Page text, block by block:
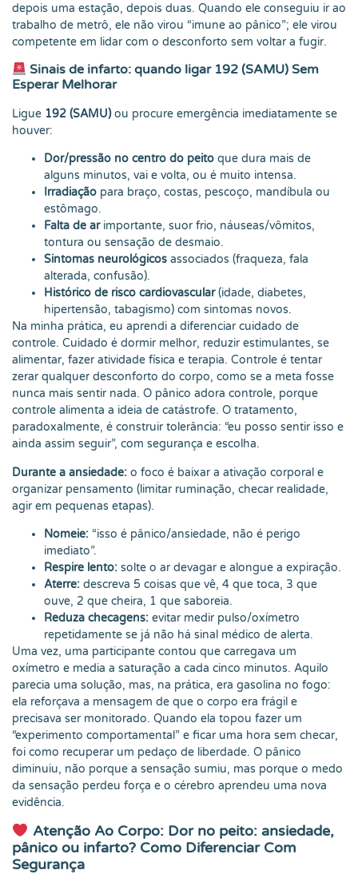
depois uma estação, depois duas. Quando ele conseguiu ir ao
trabalho de metrô, ele não virou “imune ao pânico”; ele virou
competente em lidar com o desconforto sem voltar a fugir.
Sinais de infarto: quando ligar 192 (SAMU) Sem
Esperar Melhorar
Ligue 192 (SAMU)ou procure emergência imediatamente se
houver:
Dor/pressão no centro do peito que dura mais de
alguns minutos, vai e volta, ou é muito intensa.
Irradiação para braço, costas, pescoço, mandíbula ou
estômago.
Falta de arimportante, suor frio, náuseas/vômitos,
tontura ou sensação de desmaio.
Sintomas neurológicos associados (fraqueza, fala
alterada, confusão).
Histórico de risco cardiovascular(idade, diabetes,
hipertensão, tabagismo) com sintomas novos.
Na minha prática, eu aprendi a diferenciar cuidado de
controle. Cuidado é dormir melhor, reduzir estimulantes, se
alimentar, fazer atividade física e terapia. Controle é tentar
zerar qualquer desconforto do corpo, como se a meta fosse
nunca mais sentir nada. O pânico adora controle, porque
controle alimenta a ideia de catástrofe. O tratamento,
paradoxalmente, é construir tolerância: “eu posso sentir isso e
ainda assim seguir”, com segurança e escolha.
Durante a ansiedade: o foco é baixar a ativação corporal e
organizar pensamento (limitar ruminação, checar realidade,
agir em pequenas etapas).
Nomeie: “isso é pânico/ansiedade, não é perigo
imediato”.
Respire lento: solte o ar devagar e alongue a expiração.
Aterre: descreva 5 coisas que vê, 4 que toca, 3 que
ouve, 2 que cheira, 1 que saboreia.
Reduza checagens: evitar medir pulso/oxímetro
repetidamente se já não há sinal médico de alerta.
Uma vez, uma participante contou que carregava um
oxímetro e media a saturação a cada cinco minutos. Aquilo
parecia uma solução, mas, na prática, era gasolina no fogo:
ela reforçava a mensagem de que o corpo era frágil e
precisava ser monitorado. Quando ela topou fazer um
“experimento comportamental” e ficar uma hora sem checar,
foi como recuperar um pedaço de liberdade. O pânico
diminuiu, não porque a sensação sumiu, mas porque o medo
da sensação perdeu força e o cérebro aprendeu uma nova
evidência.
Atenção Ao Corpo: Dor no peito: ansiedade,
pânico ou infarto? Como Diferenciar Com
Segurança